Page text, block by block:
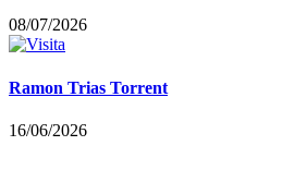
08/07/2026
Ramon Trias Torrent
16/06/2026